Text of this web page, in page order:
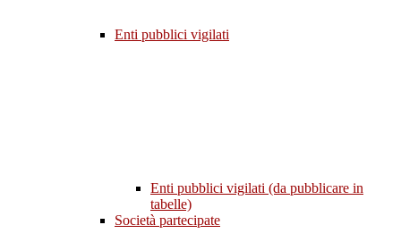
Enti pubblici vigilati
Enti pubblici vigilati (da pubblicare in
tabelle)
Società partecipate